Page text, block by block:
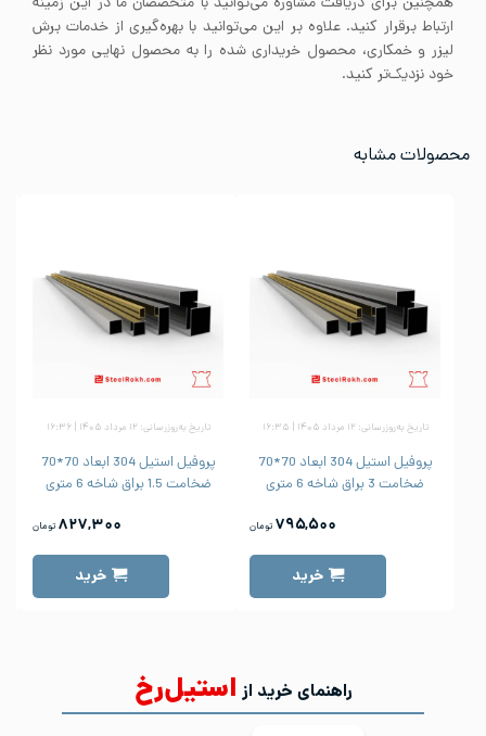
ارتباط برقرار کنید. علاوه بر این می‌توانید با بهره‌گیری از خدمات برش
لیزر و خمکاری، محصول خریداری شده را به محصول نهایی مورد نظر
خود نزدیک‌تر کنید.
محصولات مشابه
تاریخ به‌روزرسانی: ۱۲ مرداد ۱۴۰۵ | ۱۶:۳۵
پروفیل استیل 304 ابعاد 70*70
ضخامت 3 براق شاخه 6 متری
۷۹۵,۵۰۰ تومان
خرید
تاریخ به‌روزرسانی: ۱۲ مرداد ۱۴۰۵ | ۱۶:۳۶
پروفیل استیل 304 ابعاد 70*70
ضخامت 1.5 براق شاخه 6 متری
۸۲۷,۳۰۰ تومان
خرید
راهنمای خرید از استیل‌رخ